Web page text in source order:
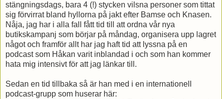
stängningsdags, bara 4 (!) stycken vilsna personer som tittat
sig förvirrat bland hyllorna på jakt efter Bamse och Knasen.
Nåja, jag har i alla fall fått tid till att ordna vår nya
butikskampanj som börjar på måndag, organisera upp lagret
något och framför allt har jag haft tid att lyssna på en
podcast som Håkan varit inblandad i och som han kommer
hata mig intensivt för att jag länkar till.
Sedan en tid tillbaka så är han med i en internationell
podcast-grupp som huserar här: